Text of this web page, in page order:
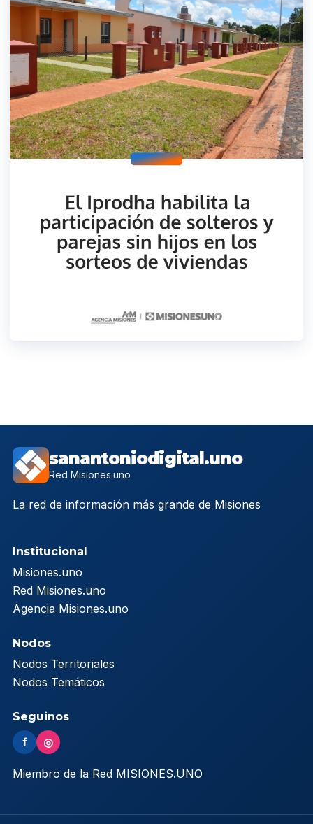
sanantoniodigital.uno
Red Misiones.uno
La red de información más grande de Misiones
Institucional
Misiones.uno
Red Misiones.uno
Agencia Misiones.uno
Nodos
Nodos Territoriales
Nodos Temáticos
Seguinos
f ◎
Miembro de la Red MISIONES.UNO